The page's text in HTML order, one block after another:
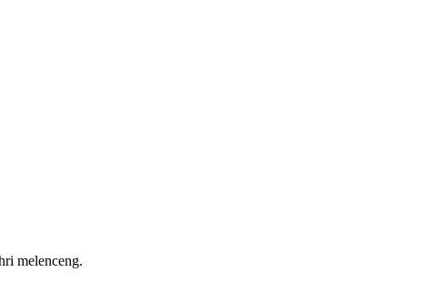
melenceng.